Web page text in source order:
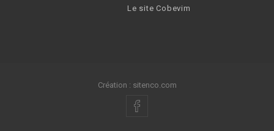
Le site Cobevim
Création : sitenco.com